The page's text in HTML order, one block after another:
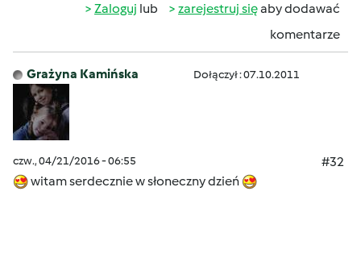
Zaloguj lub zarejestruj sięaby dodawać
komentarze
Grażyna Kamińska Dołączył : 07.10.2011
czw., 04/21/2016 - 06:55
#32
witam serdecznie w słoneczny dzień